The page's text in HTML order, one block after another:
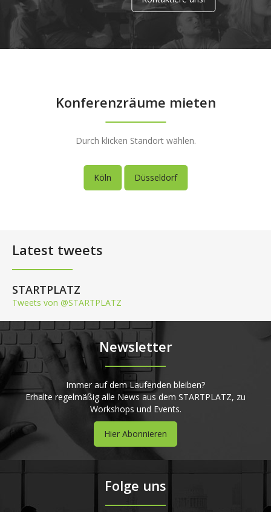
Konferenzräume mieten
Durch klicken Standort wählen.
Köln Düsseldorf
Latest tweets
STARTPLATZ
Tweets von @STARTPLATZ
Newsletter
Immer auf dem Laufenden bleiben?
Erhalte regelmäßig alle News aus dem STARTPLATZ, zu
Workshops und Events.
Hier Abonnieren
Folge uns